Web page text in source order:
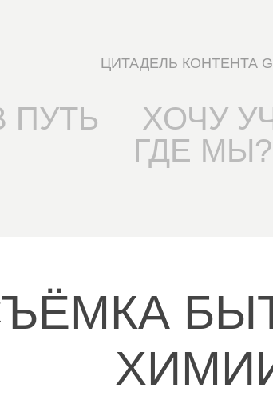
ЦИТАДЕЛЬ КОНТЕНТА
ПУТЬ ХОЧУ
ГДЕ МЫ?